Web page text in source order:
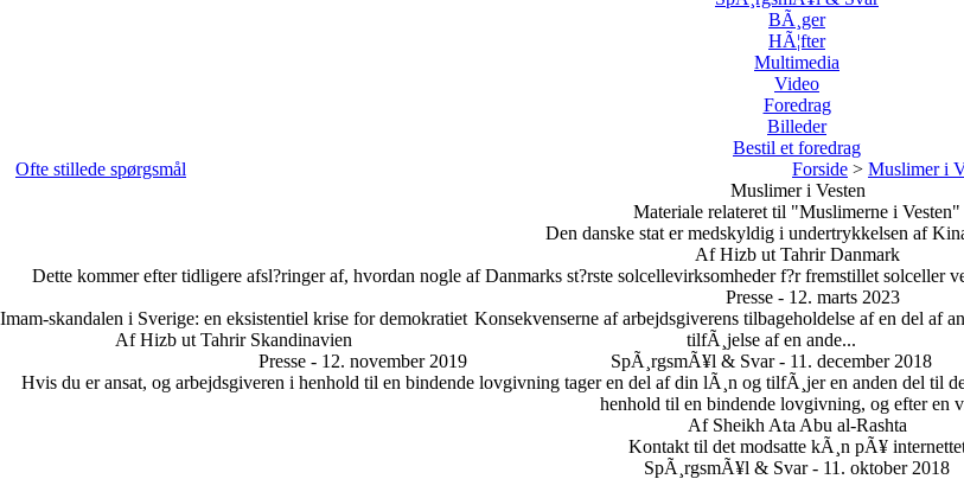
BÃ¸ger
HÃ¦fter
Multimedia
Video
Foredrag
Billeder
Bestil et foredrag
Ofte stillede spørgsmål
Forside > Muslimer i
Muslimer i Vesten
Materiale relateret til "Muslimerne i Vesten"
Den danske stat er medskyldig i undertrykkelsen af
Af Hizb ut Tahrir Danmark
Dette kommer efter tidligere afsl?ringer af, hvordan nogle af Danmarks st?rste solcellevirksomheder f?r fremstillet solceller
Presse - 12. marts 2023
Imam-skandalen i Sverige: en eksistentiel krise for demokratiet
Af Hizb ut Tahrir Skandinavien
Presse - 12. november 2019
Konsekvenserne af arbejdsgiverens tilbageholdelse af en del af
tilfÃ¸jelse af en ande...
SpÃ¸rgsmÃ¥l & Svar - 11. december 2018
Hvis du er ansat, og arbejdsgiveren i henhold til en bindende lovgivning tager en del af din lÃ¸n og tilfÃ¸jer en anden del til
henhold til en bindende lovgivning, og efter en
Af Sheikh Ata Abu al-Rashta
Kontakt til det modsatte kÃ¸n pÃ¥
SpÃ¸rgsmÃ¥l & Svar - 11. oktober 2018